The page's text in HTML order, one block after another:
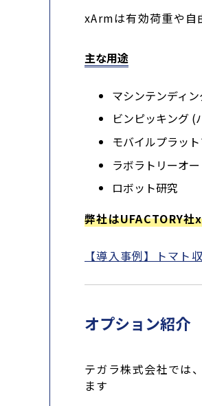
xArmは有効荷重や自
主な用途
マシンテンディ
ビンピッキング (
モバイルプラッ
ラボラトリーオ
ロボット研究
弊社はUFACTORY
【導入事例】トマト
オプション紹介
テガラ株式会社では
ます